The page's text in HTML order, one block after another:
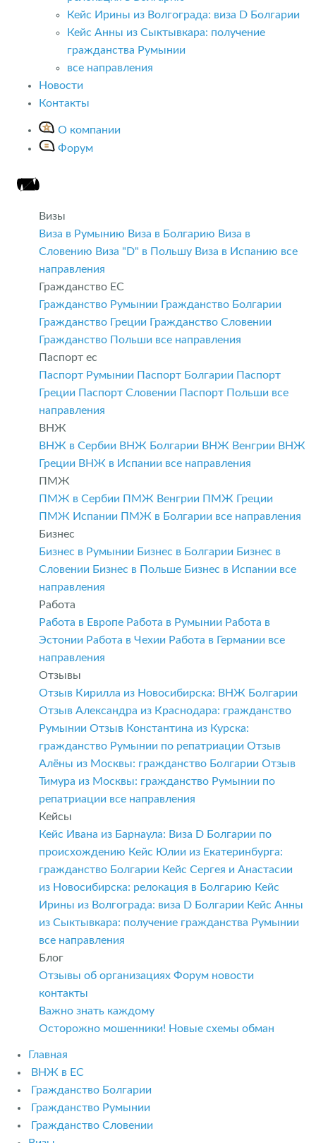
Кейс Ирины из Волгограда: виза D Болгарии
Кейс Анны из Сыктывкара: получение
гражданства Румынии
все направления
Новости
Контакты
О компании
Форум
Визы
Виза в Румынию Виза в Болгарию Виза в
Словению Виза "D" в Польшу Виза в Испанию все
направления
Гражданство ЕС
Гражданство Румынии Гражданство Болгарии
Гражданство Греции Гражданство Словении
Гражданство Польши все направления
Паспорт ес
Паспорт Румынии Паспорт Болгарии Паспорт
Греции Паспорт Словении Паспорт Польши все
направления
ВНЖ
ВНЖ в Сербии ВНЖ Болгарии ВНЖ Венгрии ВНЖ
Греции ВНЖ в Испании все направления
ПМЖ
ПМЖ в Сербии ПМЖ Венгрии ПМЖ Греции
ПМЖ Испании ПМЖ в Болгарии все направления
Бизнес
Бизнес в Румынии Бизнес в Болгарии Бизнес в
Словении Бизнес в Польше Бизнес в Испании все
направления
Работа
Работа в Европе Работа в Румынии Работа в
Эстонии Работа в Чехии Работа в Германии все
направления
Отзывы
Отзыв Кирилла из Новосибирска: ВНЖ Болгарии
Отзыв Александра из Краснодара: гражданство
Румынии Отзыв Константина из Курска:
гражданство Румынии по репатриации Отзыв
Алёны из Москвы: гражданство Болгарии Отзыв
Тимура из Москвы: гражданство Румынии по
репатриации все направления
Кейсы
Кейс Ивана из Барнаула: Виза D Болгарии по
происхождению Кейс Юлии из Екатеринбурга:
гражданство Болгарии Кейс Сергея и Анастасии
из Новосибирска: релокация в Болгарию Кейс
Ирины из Волгограда: виза D Болгарии Кейс Анны
из Сыктывкара: получение гражданства Румынии
все направления
Блог
Отзывы об организациях Форум новости
контакты
Важно знать каждому
Осторожно мошенники! Новые схемы обман
Главная
ВНЖ в ЕС
Гражданство Болгарии
Гражданство Румынии
Гражданство Словении